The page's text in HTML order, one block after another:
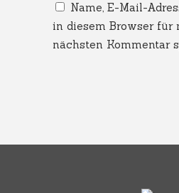
Name, E-Mail-
in diesem Browser für
nächsten Kommentar